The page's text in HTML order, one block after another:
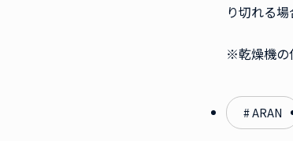
り切れる場
※乾燥機の
# ARAN